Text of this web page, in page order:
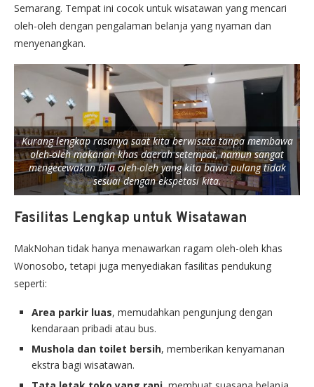
Semarang. Tempat ini cocok untuk wisatawan yang mencari
oleh-oleh dengan pengalaman belanja yang nyaman dan
menyenangkan.
Kurang lengkap rasanya saat kita berwisata tanpa membawa
oleh-oleh makanan khas daerah setempat, namun sangat
mengecewakan bila oleh-oleh yang kita bawa pulang tidak
sesuai dengan ekspetasi kita.
Fasilitas Lengkap untuk Wisatawan
MakNohan tidak hanya menawarkan ragam oleh-oleh khas
Wonosobo, tetapi juga menyediakan fasilitas pendukung
seperti:
Area parkir luas, memudahkan pengunjung dengan
kendaraan pribadi atau bus.
Mushola dan toilet bersih, memberikan kenyamanan
ekstra bagi wisatawan.